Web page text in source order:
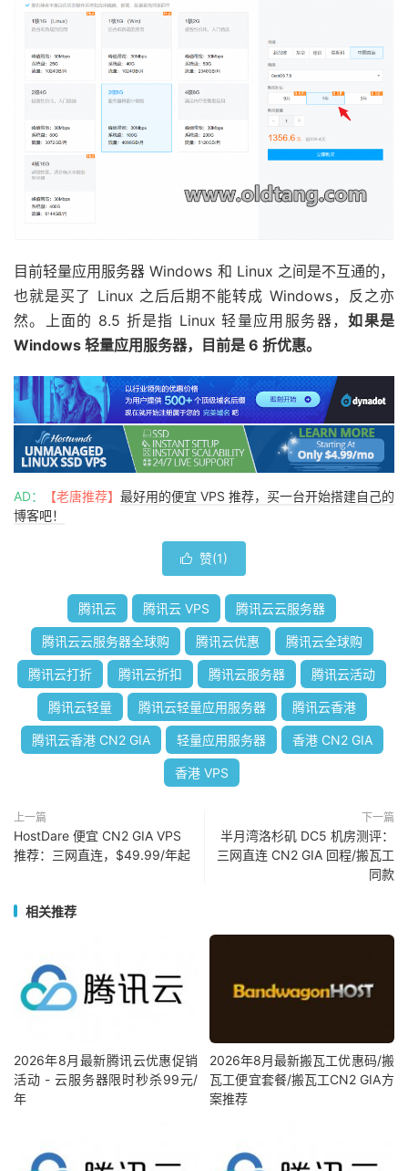
目前轻量应用服务器 Windows 和 Linux 之间是不互通的，
也就是买了 Linux 之后后期不能转成 Windows，反之亦
然。上面的 8.5 折是指 Linux 轻量应用服务器，如果是
Windows 轻量应用服务器，目前是 6 折优惠。
AD： 【老唐推荐】 最好用的便宜 VPS 推荐，买一台开始搭建自己的
博客吧！
 赞(1)
腾讯云 腾讯云 VPS 腾讯云云服务器
腾讯云云服务器全球购 腾讯云优惠 腾讯云全球购
腾讯云打折 腾讯云折扣 腾讯云服务器 腾讯云活动
腾讯云轻量 腾讯云轻量应用服务器 腾讯云香港
腾讯云香港 CN2 GIA 轻量应用服务器 香港 CN2 GIA
香港 VPS
上一篇
HostDare 便宜 CN2 GIA VPS
推荐：三网直连，$49.99/年起
下一篇
半月湾洛杉矶 DC5 机房测评：
三网直连 CN2 GIA 回程/搬瓦工
同款
相关推荐
2026年8月最新腾讯云优惠促销
活动 - 云服务器限时秒杀99元/
年
2026年8月最新搬瓦工优惠码/搬
瓦工便宜套餐/搬瓦工CN2 GIA方
案推荐